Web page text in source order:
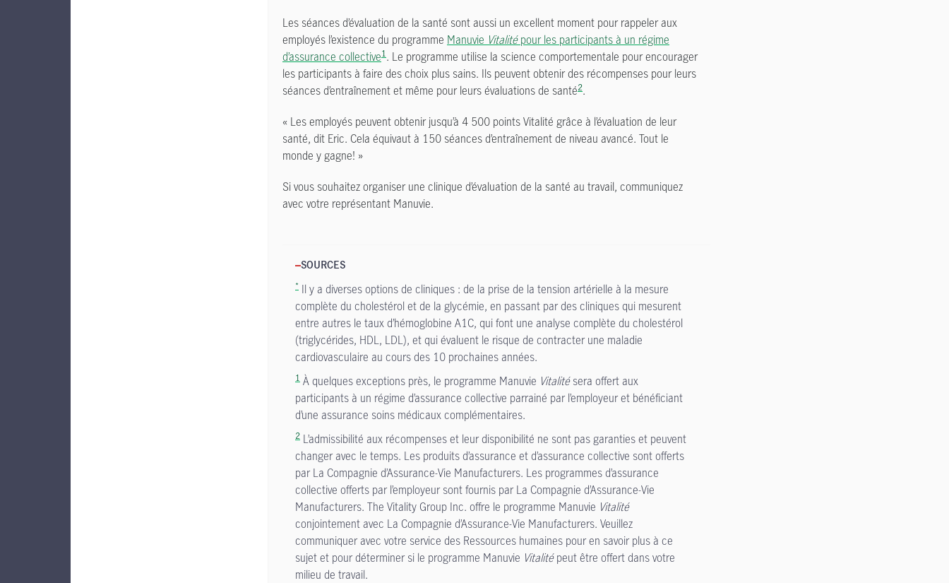
Les séances d’évaluation de la santé sont aussi un excellent moment pour rappeler aux
employés l’existence du programme Manuvie Vitalitépour les participants à un régime
d’assurance collective1. Le programme utilise la science comportementale pour encourager
les participants à faire des choix plus sains. Ils peuvent obtenir des récompenses pour leurs
séances d’entraînement et même pour leurs évaluations de santé2.
« Les employés peuvent obtenir jusqu’à 4 500 points Vitalité grâce à l’évaluation de leur
santé, dit Eric. Cela équivaut à 150 séances d’entraînement de niveau avancé. Tout le
monde y gagne! »
Si vous souhaitez organiser une clinique d’évaluation de la santé au travail, communiquez
avec votre représentant Manuvie.
SOURCES
* Il y a diverses options de cliniques : de la prise de la tension artérielle à la mesure
complète du cholestérol et de la glycémie, en passant par des cliniques qui mesurent
entre autres le taux d’hémoglobine A1C, qui font une analyse complète du cholestérol
(triglycérides, HDL, LDL), et qui évaluent le risque de contracter une maladie
cardiovasculaire au cours des 10 prochaines années.
1 À quelques exceptions près, le programme Manuvie Vitalitésera offert aux
participants à un régime d’assurance collective parrainé par l’employeur et bénéficiant
d’une assurance soins médicaux complémentaires.
2 L’admissibilité aux récompenses et leur disponibilité ne sont pas garanties et peuvent
changer avec le temps. Les produits d’assurance et d’assurance collective sont offerts
par La Compagnie d’Assurance-Vie Manufacturers. Les programmes d’assurance
collective offerts par l’employeur sont fournis par La Compagnie d’Assurance-Vie
Manufacturers. The Vitality Group Inc. offre le programme Manuvie Vitalité
conjointement avec La Compagnie d’Assurance-Vie Manufacturers. Veuillez
communiquer avec votre service des Ressources humaines pour en savoir plus à ce
sujet et pour déterminer si le programme Manuvie Vitalitépeut être offert dans votre
milieu de travail.